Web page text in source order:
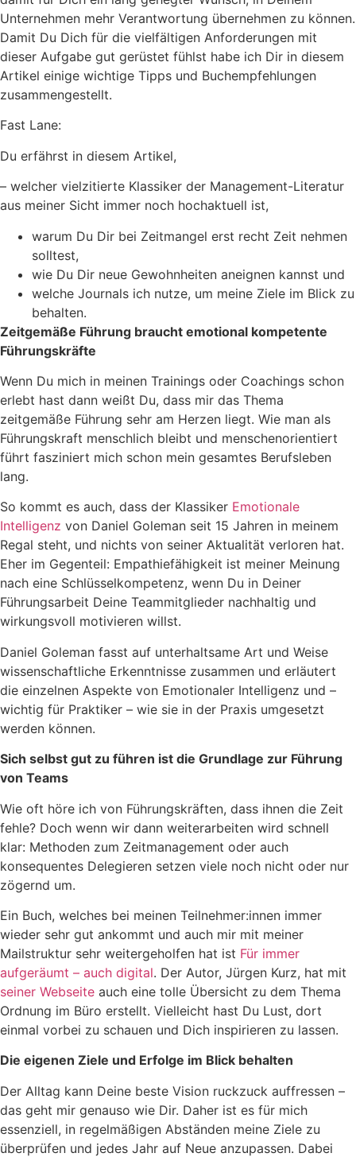
Unternehmen mehr Verantwortung übernehmen zu können.
Damit Du Dich für die vielfältigen Anforderungen mit
dieser Aufgabe gut gerüstet fühlst habe ich Dir in diesem
Artikel einige wichtige Tipps und Buchempfehlungen
zusammengestellt.
Fast Lane:
Du erfährst in diesem Artikel,
– welcher vielzitierte Klassiker der Management-Literatur
aus meiner Sicht immer noch hochaktuell ist,
warum Du Dir bei Zeitmangel erst recht Zeit nehmen
solltest,
wie Du Dir neue Gewohnheiten aneignen kannst und
welche Journals ich nutze, um meine Ziele im Blick zu
behalten.
Zeitgemäße Führung braucht emotional kompetente
Führungskräfte
Wenn Du mich in meinen Trainings oder Coachings schon
erlebt hast dann weißt Du, dass mir das Thema
zeitgemäße Führung sehr am Herzen liegt. Wie man als
Führungskraft menschlich bleibt und menschenorientiert
führt fasziniert mich schon mein gesamtes Berufsleben
lang.
So kommt es auch, dass der Klassiker Emotionale
Intelligenz von Daniel Goleman seit 15 Jahren in meinem
Regal steht, und nichts von seiner Aktualität verloren hat.
Eher im Gegenteil: Empathiefähigkeit ist meiner Meinung
nach eine Schlüsselkompetenz, wenn Du in Deiner
Führungsarbeit Deine Teammitglieder nachhaltig und
wirkungsvoll motivieren willst.
Daniel Goleman fasst auf unterhaltsame Art und Weise
wissenschaftliche Erkenntnisse zusammen und erläutert
die einzelnen Aspekte von Emotionaler Intelligenz und –
wichtig für Praktiker – wie sie in der Praxis umgesetzt
werden können.
Sich selbst gut zu führen ist die Grundlage zur Führung
von Teams
Wie oft höre ich von Führungskräften, dass ihnen die Zeit
fehle? Doch wenn wir dann weiterarbeiten wird schnell
klar: Methoden zum Zeitmanagement oder auch
konsequentes Delegieren setzen viele noch nicht oder nur
zögernd um.
Ein Buch, welches bei meinen Teilnehmer:innen immer
wieder sehr gut ankommt und auch mir mit meiner
Mailstruktur sehr weitergeholfen hat ist Für immer
aufgeräumt – auch digital. Der Autor, Jürgen Kurz, hat mit
seiner Webseite auch eine tolle Übersicht zu dem Thema
Ordnung im Büro erstellt. Vielleicht hast Du Lust, dort
einmal vorbei zu schauen und Dich inspirieren zu lassen.
Die eigenen Ziele und Erfolge im Blick behalten
Der Alltag kann Deine beste Vision ruckzuck auffressen –
das geht mir genauso wie Dir. Daher ist es für mich
essenziell, in regelmäßigen Abständen meine Ziele zu
überprüfen und jedes Jahr auf Neue anzupassen. Dabei